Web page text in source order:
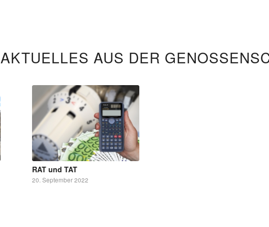
AKTUELLES AUS DER
RAT und TAT
20. September 2022